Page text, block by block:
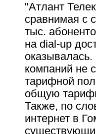
"Атлант
сравнимая с
тыс.
на dial-up
компаний не
тарифной
общую
Также, по
интернет в